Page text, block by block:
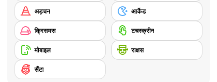
अड़चन आर्केड
क्रिसमस टचस्क्रीन
मोबाइल राक्षस
सैंटा